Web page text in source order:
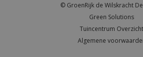
© GroenRijk de Wilskracht
Green Solutions
Tuincentrum Overzicht
Algemene